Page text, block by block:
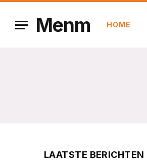
Menm HOME
LAATSTE BERICHTEN